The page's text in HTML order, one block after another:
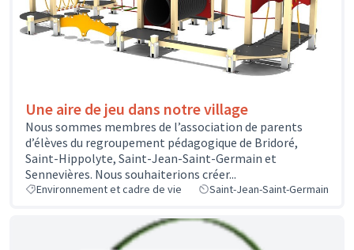
Une aire de jeu dans notre village
Nous sommes membres de l’association de parents
d’élèves du regroupement pédagogique de Bridoré,
Saint-Hippolyte, Saint-Jean-Saint-Germain et
Sennevières. Nous souhaiterions créer...
Environnement et cadre de vie Saint-Jean-Saint-Germain